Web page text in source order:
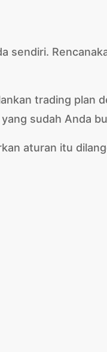
sendiri.
trading plan
sudah Anda
aturan itu